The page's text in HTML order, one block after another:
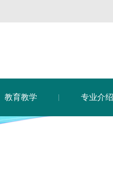
教育教学 专业介绍